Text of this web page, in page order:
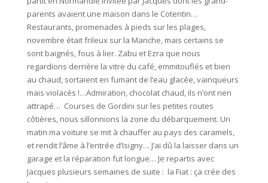
parents avaient une maison dans le Cotentin…
Restaurants, promenades à pieds sur les plages,
novembre était frileux sur la Manche, mais certains se
sont baignés, fous à lier. Zabu et Ezra que nous
regardions derrière la vitre du café, emmitouflés et bien
au chaud, sortaient en fumant de l’eau glacée, vainqueurs
mais violacés !…Admiration, chocolat chaud, ils n’ont rien
attrapé… Courses de Gordini sur les petites routes
côtières, nous sillonnions la zone du débarquement. Un
matin ma voiture se mit à chauffer au pays des caramels,
et rendit l’âme à l’entrée d’Isigny… J’ai dû la laisser dans un
garage et la réparation fut longue… Je repartis avec
Jacques plusieurs semaines de suite : la Fiat : ça crée des